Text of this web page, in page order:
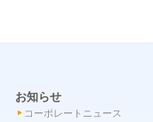
お知らせ
コーポレートニュース